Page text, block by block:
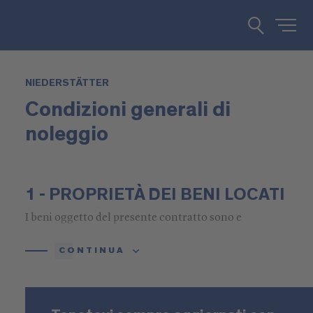
NIEDERSTÄTTER
Condizioni generali di
noleggio
1 - PROPRIETÀ DEI BENI LOCATI
I beni oggetto del presente contratto sono e
CONTINUA